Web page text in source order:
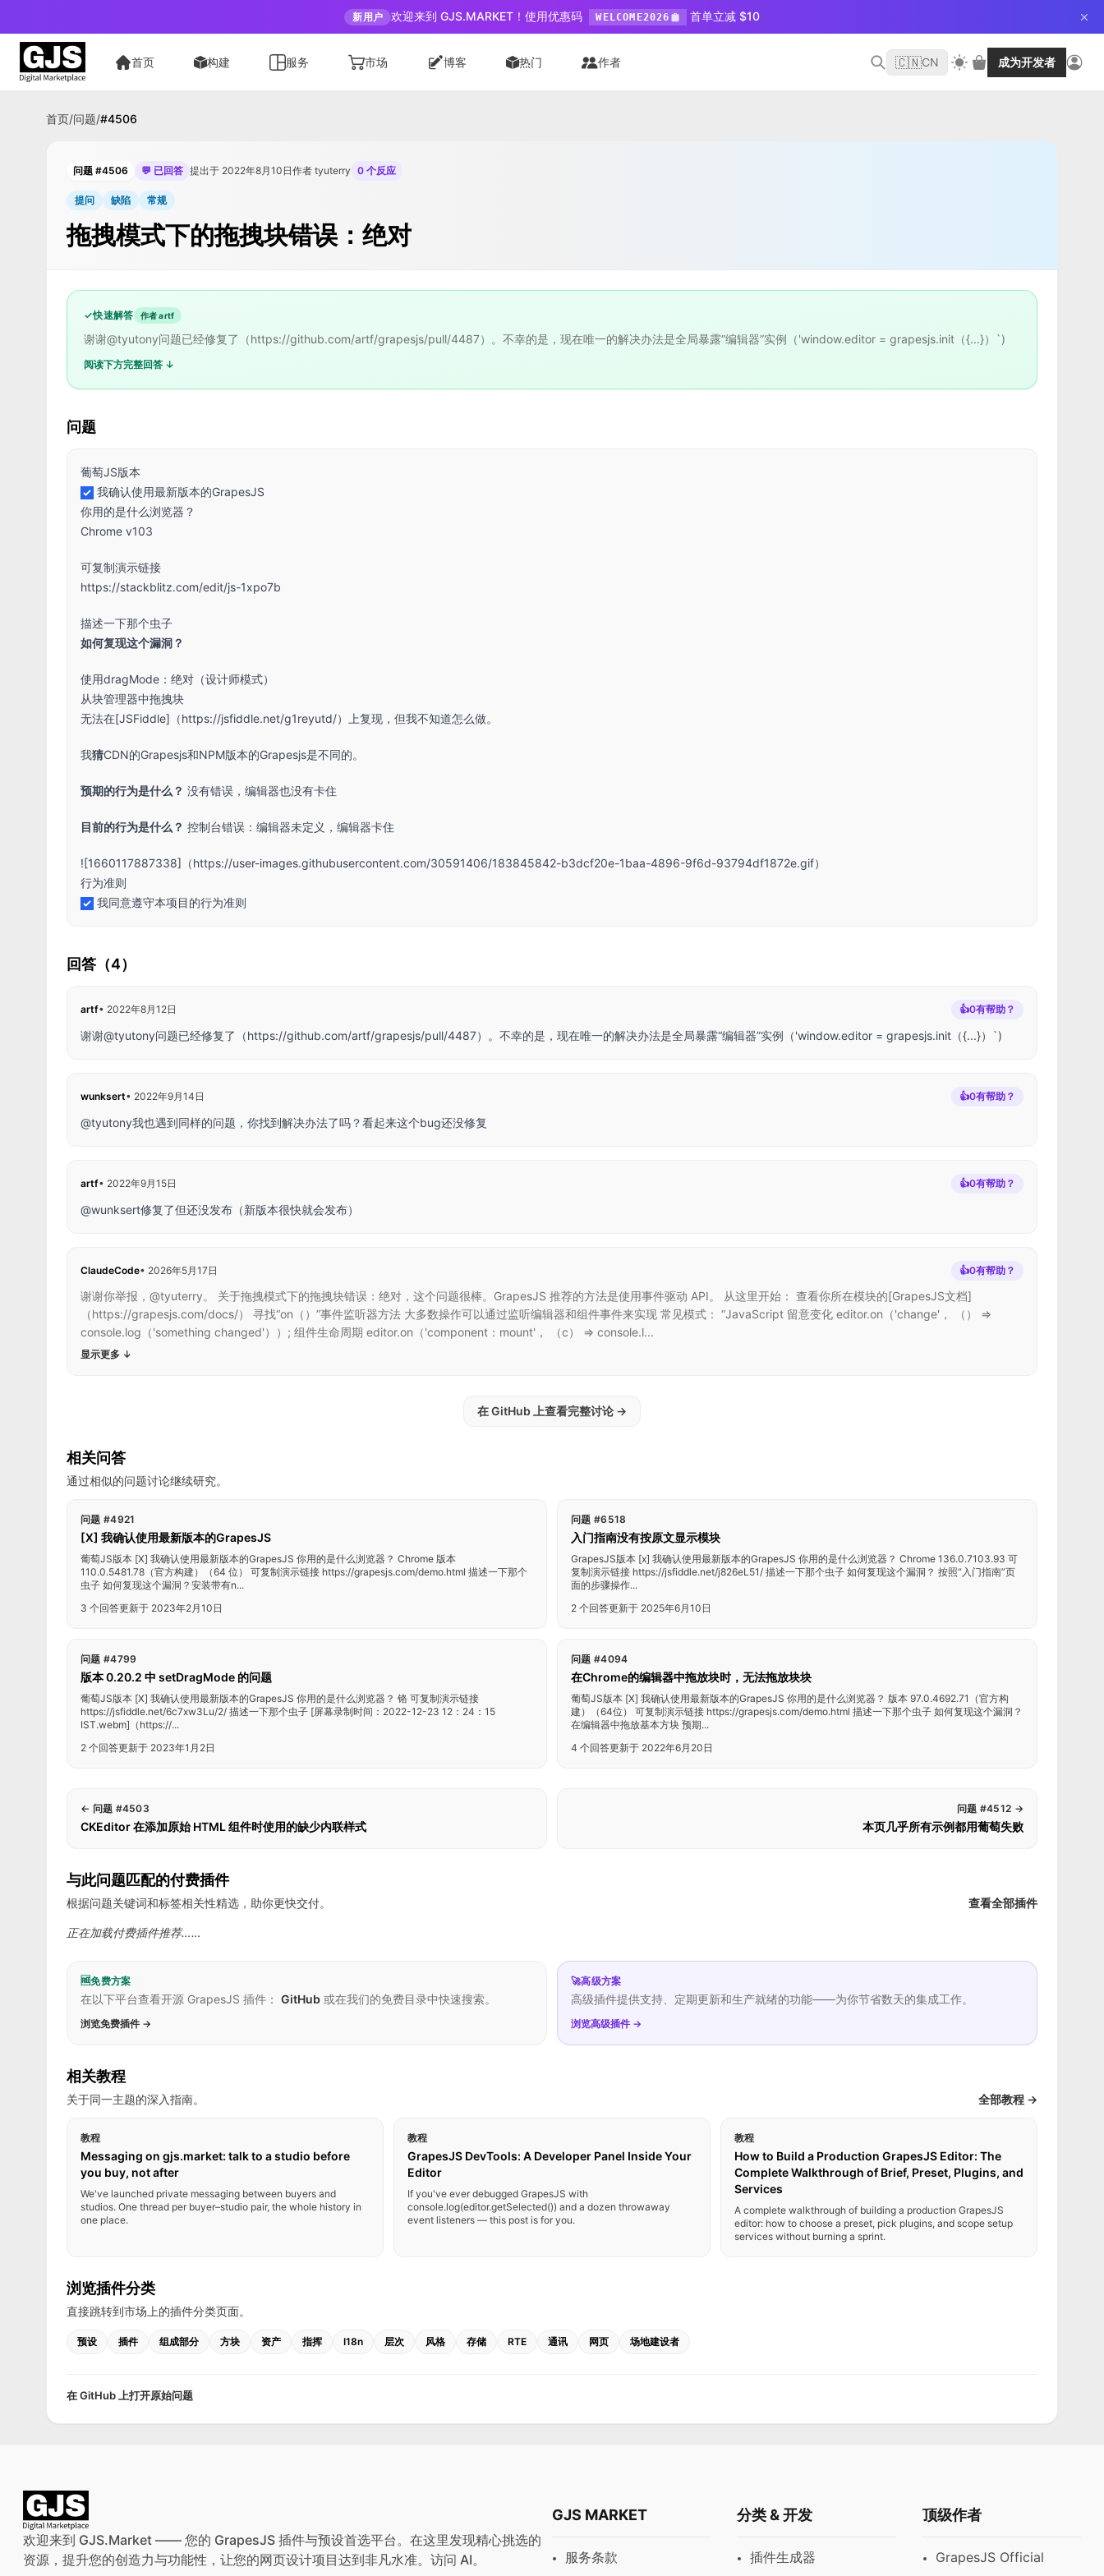
新用户 欢迎来到 GJS.MARKET！使用优惠码 WELCOME2026 首单立减 $10
首页 构建 服务 市场 博客 热门 作者 🇨🇳CN 成为开发者
首页/问题/#4506
问题 #4506 💬 已回答 提出于 2022年8月10日作者 tyuterry 0 个反应
提问 缺陷 常规
拖拽模式下的拖拽块错误：绝对
✓快速解答 作者 artf
谢谢@tyutony问题已经修复了（https://github.com/artf/grapesjs/pull/4487）。不幸的是，现在唯一的解决办法是全局暴露“编辑器”实例（'window.editor = grapesjs.init（{...}）`)
阅读下方完整回答 ↓
问题
葡萄JS版本
我确认使用最新版本的GrapesJS
你用的是什么浏览器？
Chrome v103
可复制演示链接
https://stackblitz.com/edit/js-1xpo7b
描述一下那个虫子
如何复现这个漏洞？
使用dragMode：绝对（设计师模式）
从块管理器中拖拽块
无法在[JSFiddle]（https://jsfiddle.net/g1reyutd/）上复现，但我不知道怎么做。
我猜CDN的Grapesjs和NPM版本的Grapesjs是不同的。
预期的行为是什么？ 没有错误，编辑器也没有卡住
目前的行为是什么？ 控制台错误：编辑器未定义，编辑器卡住
![1660117887338]（https://user-images.githubusercontent.com/30591406/183845842-b3dcf20e-1baa-4896-9f6d-93794df1872e.gif）
行为准则
我同意遵守本项目的行为准则
回答（4）
artf• 2022年8月12日 👍0有帮助？
谢谢@tyutony问题已经修复了（https://github.com/artf/grapesjs/pull/4487）。不幸的是，现在唯一的解决办法是全局暴露“编辑器”实例（'window.editor = grapesjs.init（{...}）`)
wunksert• 2022年9月14日 👍0有帮助？
@tyutony我也遇到同样的问题，你找到解决办法了吗？看起来这个bug还没修复
artf• 2022年9月15日 👍0有帮助？
@wunksert修复了但还没发布（新版本很快就会发布）
ClaudeCode• 2026年5月17日 👍0有帮助？
谢谢你举报，@tyuterry。 关于拖拽模式下的拖拽块错误：绝对，这个问题很棒。GrapesJS 推荐的方法是使用事件驱动 API。 从这里开始： 查看你所在模块的[GrapesJS文档]
（https://grapesjs.com/docs/） 寻找“on（）”事件监听器方法 大多数操作可以通过监听编辑器和组件事件来实现 常见模式： “JavaScript 留意变化 editor.on（'change'， （） =>
console.log（'something changed'））; 组件生命周期 editor.on（'component：mount'， （c） => console.l...
显示更多 ↓
在 GitHub 上查看完整讨论 →
相关问答
通过相似的问题讨论继续研究。
问题 #4921
[X] 我确认使用最新版本的GrapesJS
葡萄JS版本 [X] 我确认使用最新版本的GrapesJS 你用的是什么浏览器？ Chrome 版本
110.0.5481.78（官方构建）（64 位） 可复制演示链接 https://grapesjs.com/demo.html 描述一下那个
虫子 如何复现这个漏洞？安装带有n...
3 个回答更新于 2023年2月10日
问题 #6518
入门指南没有按原文显示模块
GrapesJS版本 [x] 我确认使用最新版本的GrapesJS 你用的是什么浏览器？ Chrome 136.0.7103.93 可
复制演示链接 https://jsfiddle.net/j826eL51/ 描述一下那个虫子 如何复现这个漏洞？ 按照“入门指南”页
面的步骤操作...
2 个回答更新于 2025年6月10日
问题 #4799
版本 0.20.2 中 setDragMode 的问题
葡萄JS版本 [X] 我确认使用最新版本的GrapesJS 你用的是什么浏览器？ 铬 可复制演示链接
https://jsfiddle.net/6c7xw3Lu/2/ 描述一下那个虫子 [屏幕录制时间：2022-12-23 12：24：15
IST.webm]（https://...
2 个回答更新于 2023年1月2日
问题 #4094
在Chrome的编辑器中拖放块时，无法拖放块块
葡萄JS版本 [X] 我确认使用最新版本的GrapesJS 你用的是什么浏览器？ 版本 97.0.4692.71（官方构
建）（64位） 可复制演示链接 https://grapesjs.com/demo.html 描述一下那个虫子 如何复现这个漏洞？
在编辑器中拖放基本方块 预期...
4 个回答更新于 2022年6月20日
← 问题 #4503
CKEditor 在添加原始 HTML 组件时使用的缺少内联样式
问题 #4512 →
本页几乎所有示例都用葡萄失败
与此问题匹配的付费插件
根据问题关键词和标签相关性精选，助你更快交付。 查看全部插件
正在加载付费插件推荐……
🆓免费方案
在以下平台查看开源 GrapesJS 插件： GitHub 或在我们的免费目录中快速搜索。
浏览免费插件 →
🚀高级方案
高级插件提供支持、定期更新和生产就绪的功能——为你节省数天的集成工作。
浏览高级插件 →
相关教程
关于同一主题的深入指南。 全部教程 →
教程
Messaging on gjs.market: talk to a studio before
you buy, not after
We've launched private messaging between buyers and
studios. One thread per buyer–studio pair, the whole history in
one place.
教程
GrapesJS DevTools: A Developer Panel Inside Your
Editor
If you've ever debugged GrapesJS with
console.log(editor.getSelected()) and a dozen throwaway
event listeners — this post is for you.
教程
How to Build a Production GrapesJS Editor: The
Complete Walkthrough of Brief, Preset, Plugins, and
Services
A complete walkthrough of building a production GrapesJS
editor: how to choose a preset, pick plugins, and scope setup
services without burning a sprint.
浏览插件分类
直接跳转到市场上的插件分类页面。
预设 插件 组成部分 方块 资产 指挥 I18n 层次 风格 存储 RTE 通讯 网页 场地建设者
在 GitHub 上打开原始问题
欢迎来到 GJS.Market —— 您的 GrapesJS 插件与预设首选平台。在这里发现精心挑选的
资源，提升您的创造力与功能性，让您的网页设计项目达到非凡水准。访问 AI。
GJS MARKET
服务条款
分类 & 开发
插件生成器
顶级作者
GrapesJS Official